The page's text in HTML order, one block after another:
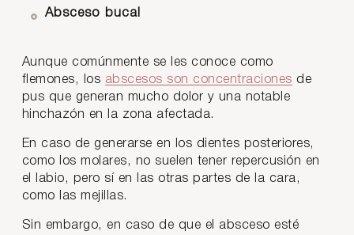
Absceso bucal
Aunque comúnmente se les conoce como
flemones, los abscesos son concentraciones de
pus que generan mucho dolor y una notable
hinchazón en la zona afectada.
En caso de generarse en los dientes posteriores,
como los molares, no suelen tener repercusión en
el labio, pero sí en las otras partes de la cara,
como las mejillas.
Sin embargo, en caso de que el absceso esté